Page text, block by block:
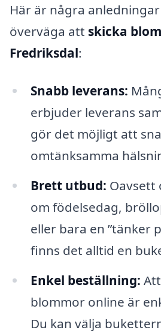
Här är några
överväga att skicka
Fredriksdal:
Snabb leverans:
erbjuder leverans
gör det möjligt att
omtänksamma
Brett utbud: Oavsett
om födelsedag,
eller bara en ”tänker
finns det alltid en
Enkel beställning:
blommor online är
Du kan välja